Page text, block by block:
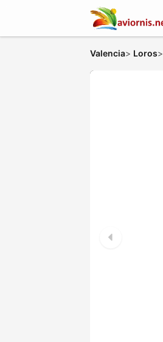
Valencia> Loros>